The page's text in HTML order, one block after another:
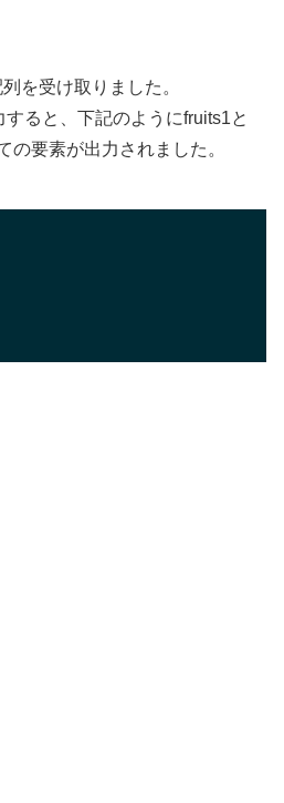
を受け取りました。
ると、下記のようにfruits1と
の要素が出力されました。